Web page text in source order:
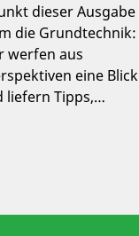
dieser Ausgabe
die Grundtechnik:
werfen aus
eine Blick
liefern Tipps,…